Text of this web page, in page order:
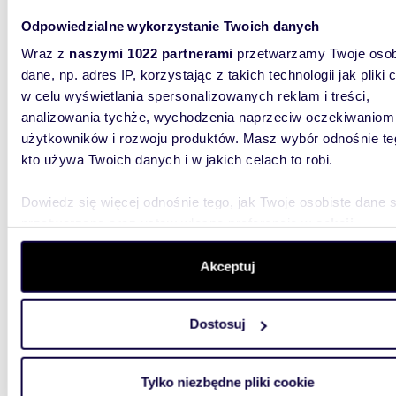
Odpowiedzialne wykorzystanie Twoich danych
Wraz z naszymi 1022 partnerami przetwarzamy Twoje
dane, np. adres IP, korzystając z takich technologii jak pliki
w celu wyświetlania spersonalizowanych reklam i treści,
analizowania tychże, wychodzenia naprzeciw oczekiwaniom
użytkowników i rozwoju produktów. Masz wybór odnośnie
kto używa Twoich danych i w jakich celach to robi.
Dowiedz się więcej odnośnie tego, jak Twoje osobiste dane
szczegółów. W Deklaracji plików cookie możesz zmienić
wycofać swoją zgodę w dowolnej chwili.
aby oferować funkcje społecznościowe i analizować ruch w
witrynie. Informacje o tym, jak korzystasz z naszej witryny,
analitycznym. Partnerzy mogą połączyć te informacje z
Akceptuj
Dostosuj
Tylko niezbędne pliki cookie
WYRÓŻNIONE
miasta